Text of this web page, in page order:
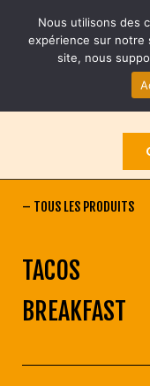
– TOUS LES PRODUITS
TACOS
BREAKFAST
Nous utilisons des
expérience sur notre
site, nous